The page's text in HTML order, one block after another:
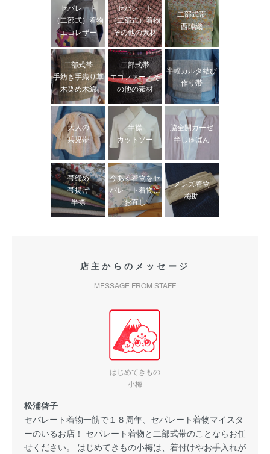
セパレート
（二部式）着物
エコレザー
セパレート
（二部式）着物
その他の素材
二部式帯
西陣織
二部式帯
手紡ぎ手織り草
木染め木綿
二部式帯
エコファー／そ
の他の素材
半幅カルタ結び
作り帯
大人の
兵児帯
半襟
カットソー
脇全開ガーゼ
半じゅばん
帯締め
帯揚げ
半襟
今ある着物をセ
パレート着物に
お直し
メンズ着物
梅助
店主からのメッセージ
MESSAGE FROM STAFF
はじめてきもの
小梅
松浦啓子
セパレート着物一筋で１８周年、セパレート着物マイスタ
ーのいるお店！ セパレート着物と二部式帯のことならお任
せください。 はじめてきもの小梅は、着付けやお手入れが